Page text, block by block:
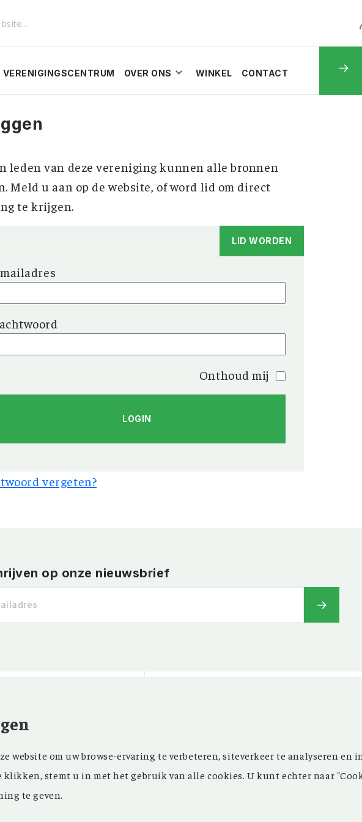
VERENIGINGSCENTRUM OVER ONS WINKEL CONTACT
leden van deze vereniging kunnen alle bronnen
Meld u aan op de website, of word lid om direct
te krijgen.
LID WORDEN
Onthoud mij
vergeten?
op onze nieuwsbrief
FACEBOOK
oprichting in 1946 zijn de
in ons maandblad en meer dan
website om uw browse-ervaring te verbeteren, siteverkeer te analyseren en
klikken, stemt u in met het gebruik van alle cookies. U kunt echter naar
te geven.